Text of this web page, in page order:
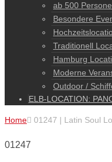
ab 500
Besondere
Traditionell
Hamburg
Moderne
Outdoor /
ELB-LOCATION:
Home 01247 | Latin Soul
01247